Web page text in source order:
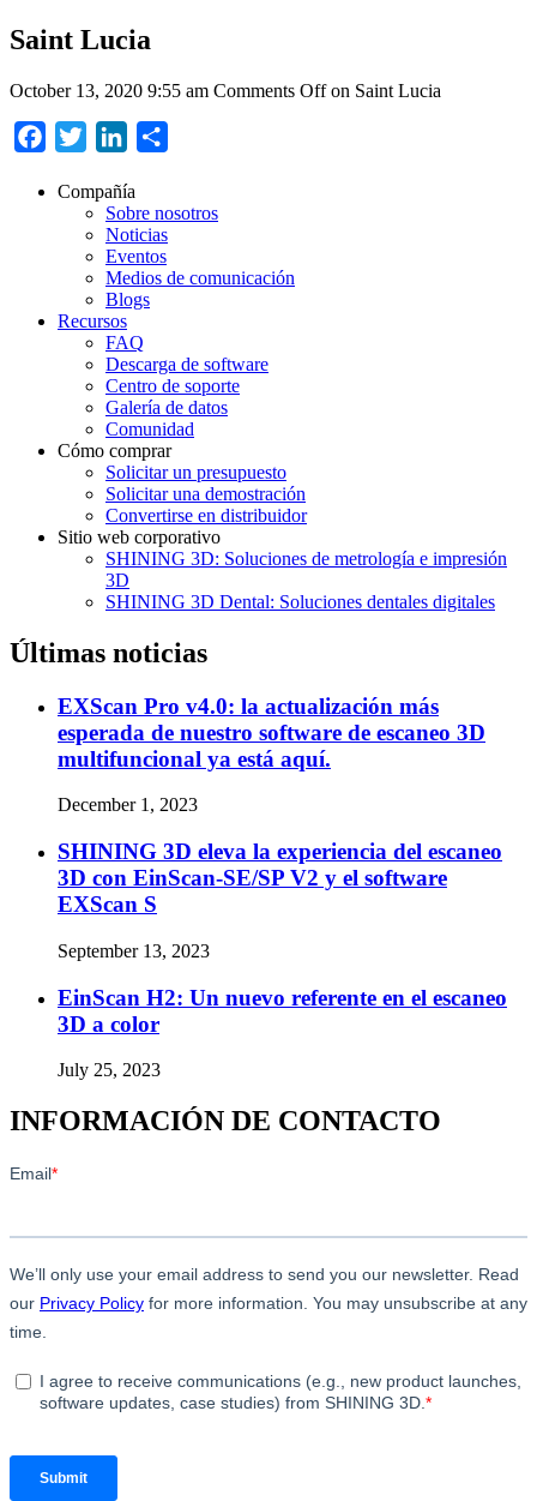
Saint Lucia
October 13, 2020 9:55 am Comments Offon Saint Lucia
Facebook
Twitter LinkedIn
Compañía
Sobre nosotros
Noticias
Eventos
Medios de comunicación
Blogs
Recursos
FAQ
Descarga de software
Centro de soporte
Galería de datos
Comunidad
Cómo comprar
Solicitar un presupuesto
Solicitar una demostración
Convertirse en distribuidor
Sitio web corporativo
SHINING 3D: Soluciones de metrología e impresión
3D
SHINING 3D Dental: Soluciones dentales digitales
Últimas noticias
EXScan Pro v4.0: la actualización más
esperada de nuestro software de escaneo 3D
multifuncional ya está aquí.
December 1, 2023
SHINING 3D eleva la experiencia del escaneo
3D con EinScan-SE/SP V2 y el software
EXScan S
September 13, 2023
EinScan H2: Un nuevo referente en el escaneo
3D a color
July 25, 2023
INFORMACIÓN DE CONTACTO